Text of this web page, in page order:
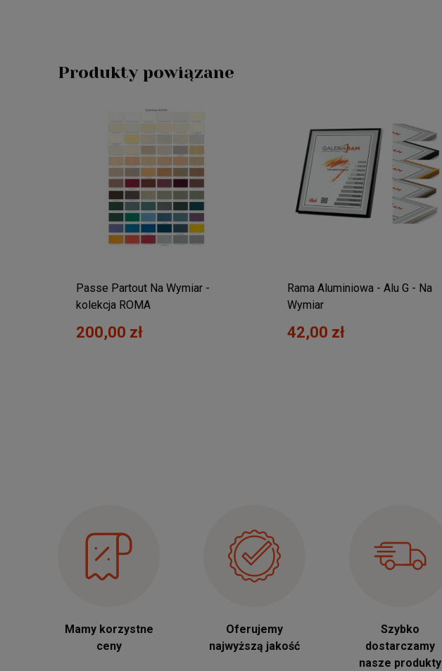
Produkty powiązane
Passe Partout Na Wymiar -
kolekcja ROMA
200,00 zł
Rama Aluminiowa - Alu G - Na
Wymiar
42,00 zł
Mamy korzystne
ceny
Oferujemy
najwyższą jakość
Szybko
dostarczamy
nasze produkty